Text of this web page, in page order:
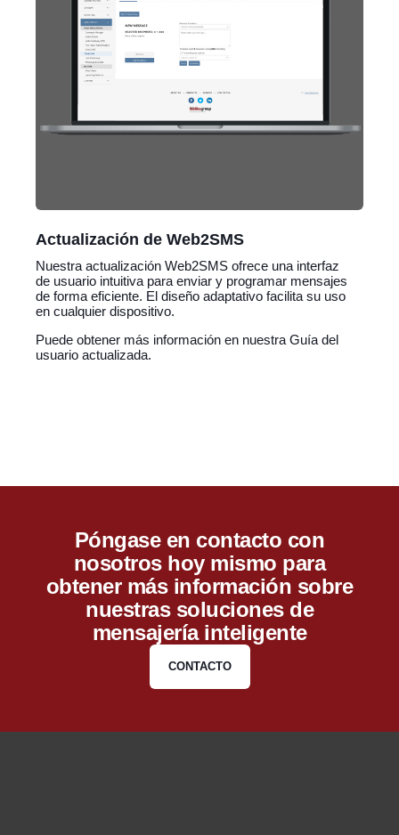
Actualización de Web2SMS
Nuestra actualización Web2SMS ofrece una interfaz
de usuario intuitiva para enviar y programar mensajes
de forma eficiente. El diseño adaptativo facilita su uso
en cualquier dispositivo.
Puede obtener más información en nuestra Guía del
usuario actualizada.
Póngase en contacto con
nosotros hoy mismo para
obtener más información sobre
nuestras soluciones de
mensajería inteligente
CONTACTO